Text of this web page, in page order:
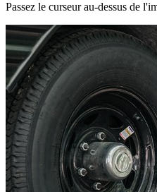
Passez le curseur au-dessus de